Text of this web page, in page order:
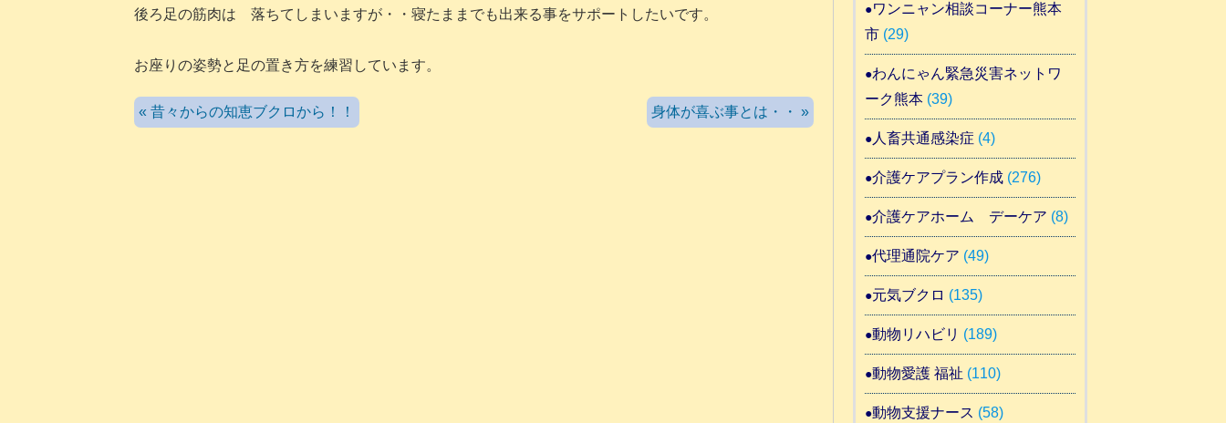
後ろ足の筋肉は 落ちてしまいますが・・寝たままでも出来る事をサポートしたいです。
お座りの姿勢と足の置き方を練習しています。
« 昔々からの知恵ブクロから！！ 身体が喜ぶ事とは・・ »
ワンニャン相談コーナー熊本
市(29)
わんにゃん緊急災害ネットワ
ーク熊本(39)
人畜共通感染症 (4)
介護ケアプラン作成(276)
介護ケアホーム デーケア (8)
代理通院ケア (49)
元気ブクロ (135)
動物リハビリ (189)
動物愛護 福祉 (110)
動物支援ナース (58)